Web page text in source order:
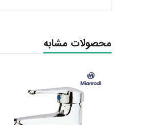
محصولات مشابه